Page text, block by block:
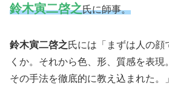
鈴木寅二啓之氏に師事。
鈴木寅二啓之氏には「まずは人の顔
くか。それから色、形、質感を表現。
その手法を徹底的に教え込まれた。